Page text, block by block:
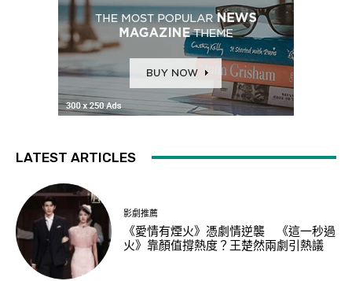
LATEST ARTICLES
影劇推薦
《愛情有煙火》憑劇情逆襲 《這一秒過
火》靠顏值撐熱度？王楚然兩劇引熱議